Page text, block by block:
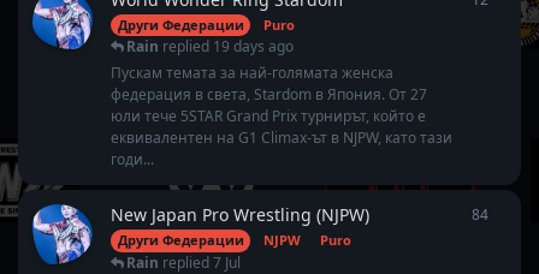
Други Федерации Puro
Rain replied 19 days ago
Пускам темата за най-голямата женска
федерация в света, Stardom в Япония. От 27
юли тече 5STAR Grand Prix турнирът, който е
еквивалентен на G1 Climax-ът в NJPW, като тази
годи...
New Japan Pro Wrestling (NJPW)
Други Федерации NJPW Puro
Rain replied7 Jul
84